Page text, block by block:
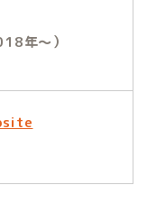
年～）